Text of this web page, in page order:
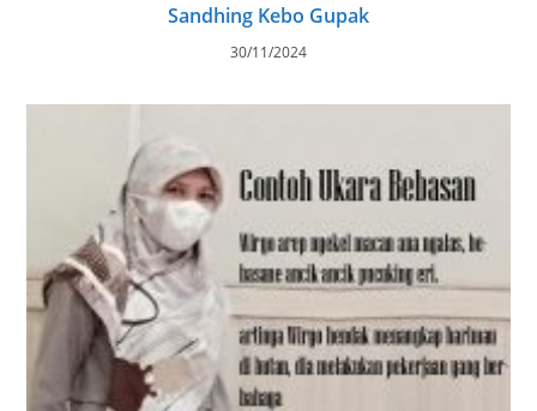
Sandhing Kebo Gupak
30/11/2024